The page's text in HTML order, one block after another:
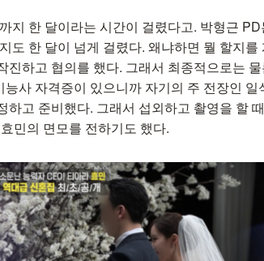
지 한 달이라는 시간이 걸렸다고. 박형근
도 한 달이 넘게 걸렸다. 왜냐하면 뭘 할지를
진하고 협의를 했다. 그래서 최종적으로는
사 자격증이 있으니까 자기의 주 전장인
하고 준비했다. 그래서 섭외하고 촬영을 할
민의 면모를 전하기도 했다.